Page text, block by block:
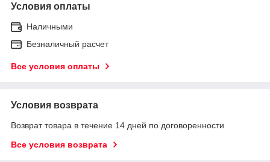
Условия оплаты
Наличными
Безналичный расчет
Все условия оплаты
Условия возврата
Возврат товара в течение 14 дней по договоренности
Все условия возврата